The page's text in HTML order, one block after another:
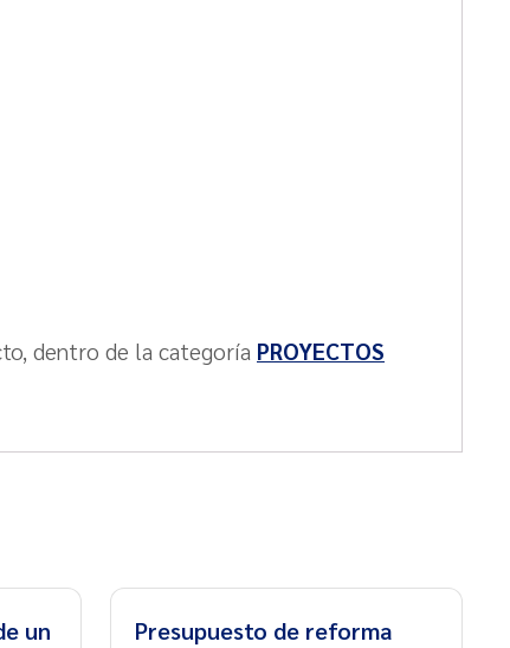
dentro de la categoría PROYECTOS
un
Presupuesto de reforma